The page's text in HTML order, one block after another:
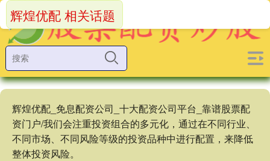
辉煌优配_免息配资公司_十大配资公司平台_靠谱股票配
资门户/我们会注重投资组合的多元化，通过在不同行业、
不同市场、不同风险等级的投资品种中进行配置，来降低
整体投资风险。
辉煌优配 相关话题